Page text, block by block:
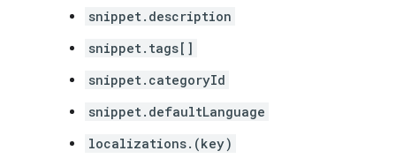
snippet.description
snippet.tags[]
snippet.categoryId
snippet.defaultLanguage
localizations.(key)